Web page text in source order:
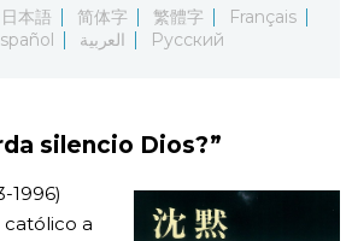
日本語 简体字 繁體字
Français
العربية Русский
silencio Dios?”
1996)
a